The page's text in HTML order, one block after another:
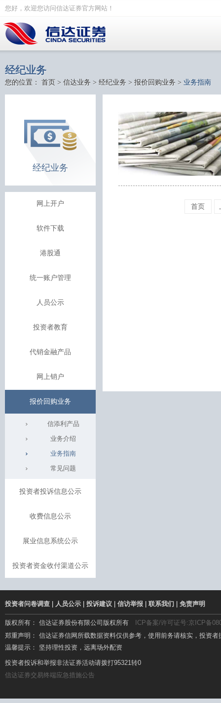
您好，欢迎您访问信达证券官方网站！
经纪业务
您的位置： 首页 > 信达业务 > 经纪业务 > 报价回购业务 > 业务指南
经纪业务
网上开户
软件下载
港股通
统一账户管理
人员公示
投资者教育
代销金融产品
网上销户
报价回购业务
信添利产品
业务介绍
业务指南
常见问题
投资者投诉信息公示
收费信息公示
展业信息系统公示
投资者资金收付渠道公示
首页
投资者问卷调查 人员公示 投诉建议 信访举报 联系我们 免责声明
版权所有： 信达证券股份有限公司版权所有
ICP备案/许可证号:京ICP备
郑重声明： 信达证券信网所载数据资料仅供参考，使用前务请核实，投资
温馨提示： 坚持理性投资，远离场外配资
温馨提示： 场外配资杠杆高、风险大，要远离!
投资者投诉和举报非法证券活动请拨打95321转0
信达证券交易终端应急措施公告